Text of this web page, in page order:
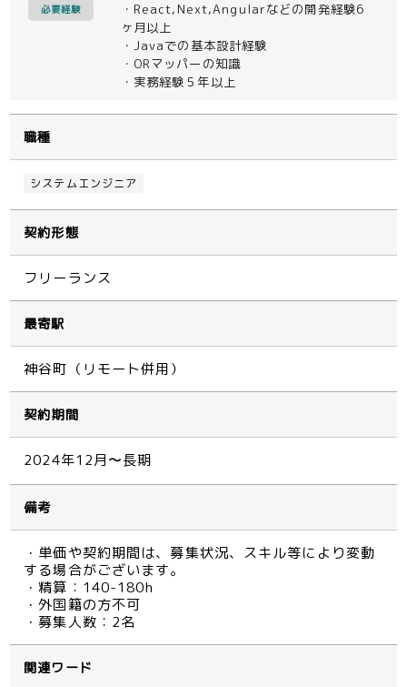
必要経験
・React,Next,Angularなどの開発経験6
ヶ月以上
・Javaでの基本設計経験
・ORマッパーの知識
・実務経験５年以上
職種
システムエンジニア
契約形態
フリーランス
最寄駅
神谷町（リモート併用）
契約期間
2024年12月〜長期
備考
・単価や契約期間は、募集状況、スキル等により変動
する場合がございます。
・精算：140-180h
・外国籍の方不可
・募集人数：2名
関連ワード